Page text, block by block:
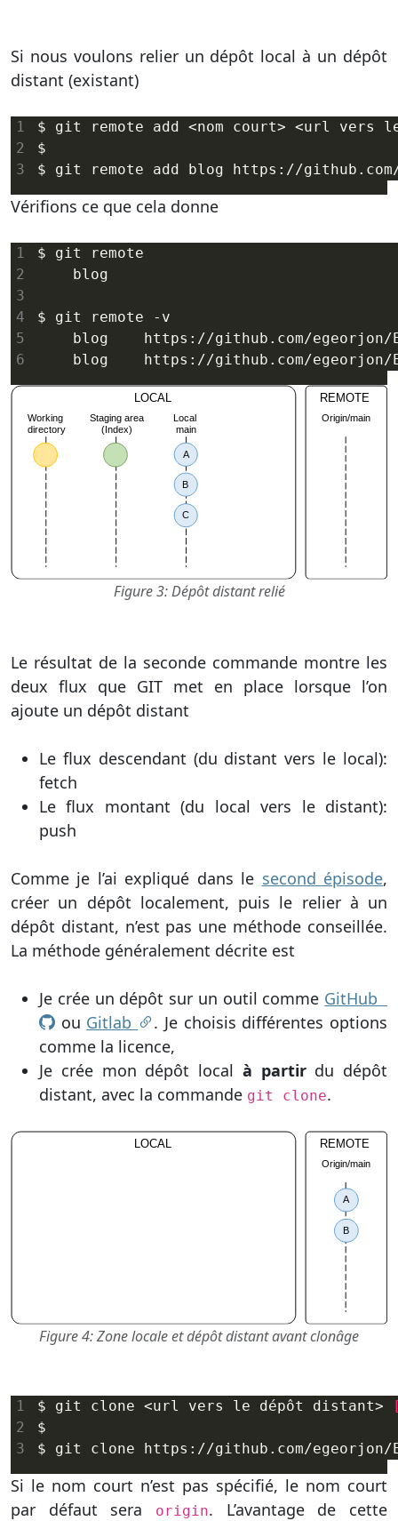
Si nous voulons relier un dépôt local à un dépôt
distant (existant)
Vérifions ce que cela donne
blog	https://github.com/
blog	https://github.com/
Figure 3: Dépôt distant relié
Le résultat de la seconde commande montre les
deux flux que GIT met en place lorsque l’on
ajoute un dépôt distant
Le flux descendant (du distant vers le local):
fetch
Le flux montant (du local vers le distant):
push
Comme je l’ai expliqué dans le second épisode,
créer un dépôt localement, puis le relier à un
dépôt distant, n’est pas une méthode conseillée.
La méthode généralement décrite est
Je crée un dépôt sur un outil comme GitHub
ou Gitlab
. Je choisis différentes options
comme la licence,
Je crée mon dépôt local à partirdu dépôt
distant, avec la commande git clone.
Figure 4: Zone locale et dépôt distant avant clonâge
$ git clone <url vers le dépôt distant>
Si le nom court n’est pas spécifié, le nom court
par défaut sera
origin. L’avantage de cette